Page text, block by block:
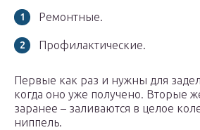
Ремонтные.
Профилактические.
Первые как раз и нужны для
когда оно уже получено. Вторые
заранее – заливаются в целое
ниппель.